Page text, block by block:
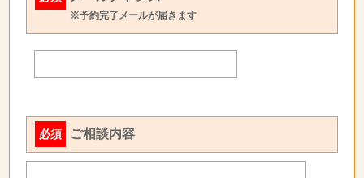
※予約完了メールが届きます
必須 ご相談内容